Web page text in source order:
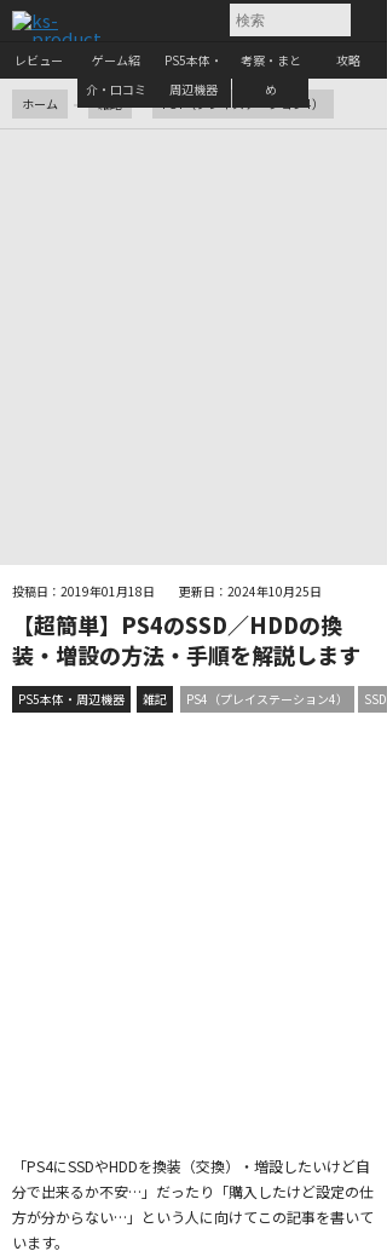
レビュー
ゲーム紹
介・口コミ
PS5本体・
周辺機器
考察・まと
め
攻略
ホーム 雑記 PS4（プレイステーション4）
投稿日：2019年01月18日 更新日：2024年10月25日
【超簡単】PS4のSSD／HDDの換
装・増設の方法・手順を解説します
PS5本体・周辺機器 雑記 PS4（プレイステーション4） SSD
「PS4にSSDやHDDを換装（交換）・増設したいけど自
分で出来るか不安…」だったり「購入したけど設定の仕
方が分からない…」という人に向けてこの記事を書いて
います。